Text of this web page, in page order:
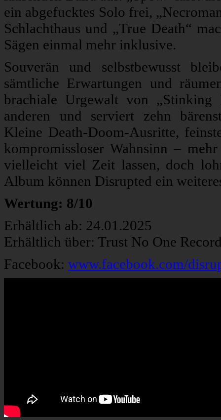
ein abgefucktes Solo frei,
Schlachthaus und „True Death“
Sägen einmal mehr inklusive.
Souverän und selbstbewusst
sämtliche Erwartungen und
brachiale Urgewalt von
anderen und serviert zehn
Kleine Death-Doom-Ausritte,
kompromissloser Wahnsinn –
vielleicht viel Zeit lassen, doch
Album können Disrupted ein
Wertung: 8/10
Erhältlich ab: 24.01.2025
Erhältlich über: Trust No One
Facebook: www.facebook.com/